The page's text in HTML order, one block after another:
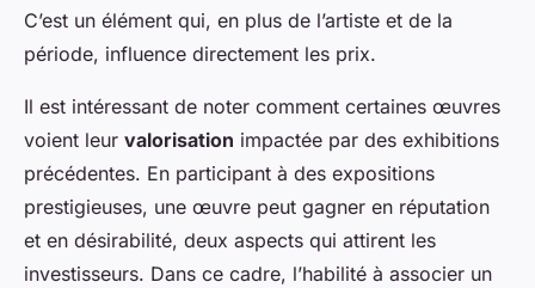
C’est un élément qui, en plus de l’artiste et de la
période, influence directement les prix.
Il est intéressant de noter comment certaines œuvres
voient leur valorisation impactée par des exhibitions
précédentes. En participant à des expositions
prestigieuses, une œuvre peut gagner en réputation
et en désirabilité, deux aspects qui attirent les
investisseurs. Dans ce cadre, l’habilité à associer un